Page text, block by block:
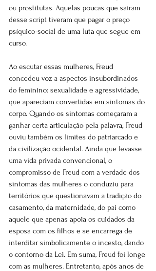
ou prostitutas. Aquelas poucas que saíram
desse script tiveram que pagar o preço
psíquico-social de uma luta que segue em
curso.
Ao escutar essas mulheres, Freud
concedeu voz a aspectos insubordinados
do feminino: sexualidade e agressividade,
que apareciam convertidas em sintomas do
corpo. Quando os sintomas começaram a
ganhar certa articulação pela palavra, Freud
ouviu também os limites do patriarcado e
da civilização ocidental. Ainda que levasse
uma vida privada convencional, o
compromisso de Freud com a verdade dos
sintomas das mulheres o conduziu para
territórios que questionavam a tradição do
casamento, da maternidade, do pai como
aquele que apenas apoia os cuidados da
esposa com os filhos e se encarrega de
interditar simbolicamente o incesto, dando
o contorno da Lei. Em suma, Freud foi longe
com as mulheres. Entretanto, após anos de